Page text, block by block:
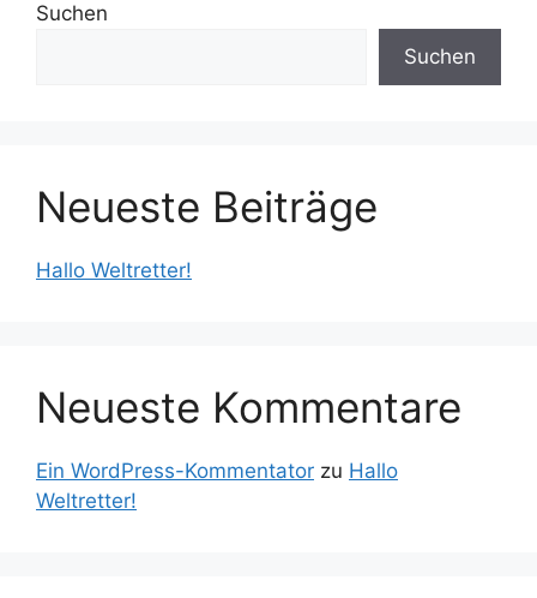
Suchen
Suchen
Neueste Beiträge
Hallo Weltretter!
Neueste Kommentare
Ein WordPress-Kommentator zu Hallo
Weltretter!